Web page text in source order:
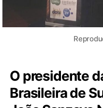
O presidente
Brasileira de